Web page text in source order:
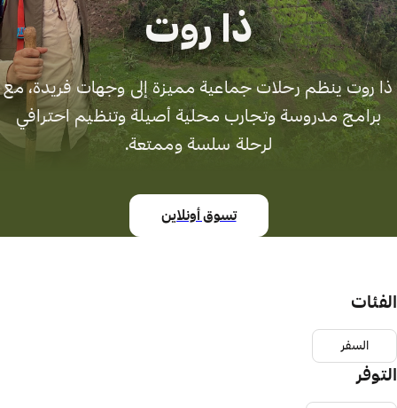
ذا روت
ذا روت ينظم رحلات جماعية مميزة إلى وجهات فريدة، مع
برامج مدروسة وتجارب محلية أصيلة وتنظيم احترافي
لرحلة سلسة وممتعة.
تسوق أونلاين
الفئات
السفر
التوفر